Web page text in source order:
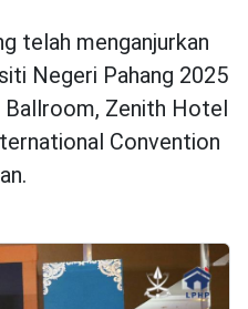
telah menganjurkan
Negeri Pahang 2025
Zenith Hotel
Convention